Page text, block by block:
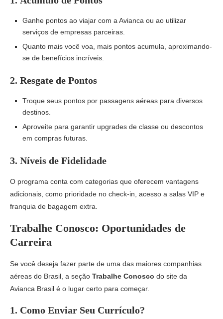
Ganhe pontos ao viajar com a Avianca ou ao utilizar
serviços de empresas parceiras.
Quanto mais você voa, mais pontos acumula, aproximando-
se de benefícios incríveis.
2. Resgate de Pontos
Troque seus pontos por passagens aéreas para diversos
destinos.
Aproveite para garantir upgrades de classe ou descontos
em compras futuras.
3. Níveis de Fidelidade
O programa conta com categorias que oferecem vantagens
adicionais, como prioridade no check-in, acesso a salas VIP e
franquia de bagagem extra.
Trabalhe Conosco: Oportunidades de
Carreira
Se você deseja fazer parte de uma das maiores companhias
aéreas do Brasil, a seção Trabalhe Conosco do site da
Avianca Brasil é o lugar certo para começar.
1. Como Enviar Seu Currículo?